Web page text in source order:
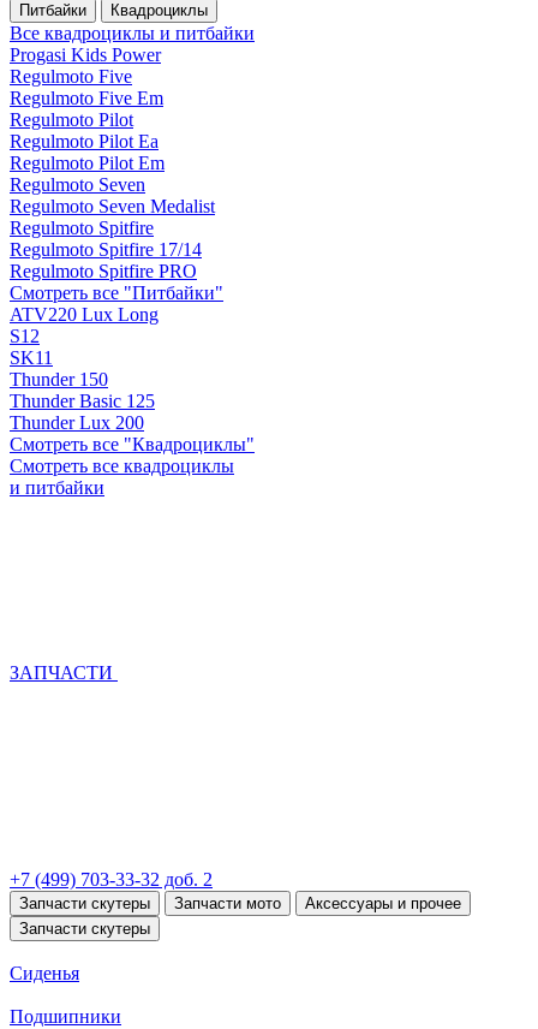
Питбайки Квадроциклы
Все квадроциклы и питбайки
Progasi Kids Power
Regulmoto Five
Regulmoto Five Em
Regulmoto Pilot
Regulmoto Pilot Ea
Regulmoto Pilot Em
Regulmoto Seven
Regulmoto Seven Medalist
Regulmoto Spitfire
Regulmoto Spitfire 17/14
Regulmoto Spitfire PRO
Смотреть все "Питбайки"
ATV220 Lux Long
S12
SK11
Thunder 150
Thunder Basic 125
Thunder Lux 200
Смотреть все "Квадроциклы"
Смотреть все квадроциклы
и питбайки
ЗАПЧАСТИ
+7 (499) 703-33-32 доб. 2
Запчасти скутеры Запчасти мото
Аксессуары и прочее
Запчасти скутеры
Сиденья
Подшипники